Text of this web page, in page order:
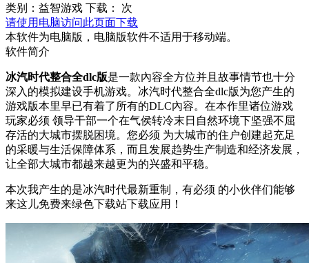
类别：益智游戏 下载：
次
请使用电脑访问此页面下载
本软件为电脑版，电脑版软件不适用于移动端。
软件简介
冰汽时代整合全dlc版是一款內容全方位并且故事情节也十分
深入的模拟建设手机游戏。冰汽时代整合全dlc版为您产生的
游戏版本里早已有着了所有的DLC內容。在本作里诸位游戏
玩家必须 领导干部一个在气侯转冷末日自然环境下坚强不屈
存活的大城市摆脱困境。您必须 为大城市的住户创建起充足
的采暖与生活保障体系，而且发展趋势生产制造和经济发展，
让全部大城市都越来越更为的兴盛和平稳。
本次我产生的是冰汽时代最新重制，有必须 的小伙伴们能够
来这儿免费来绿色下载站下载应用！